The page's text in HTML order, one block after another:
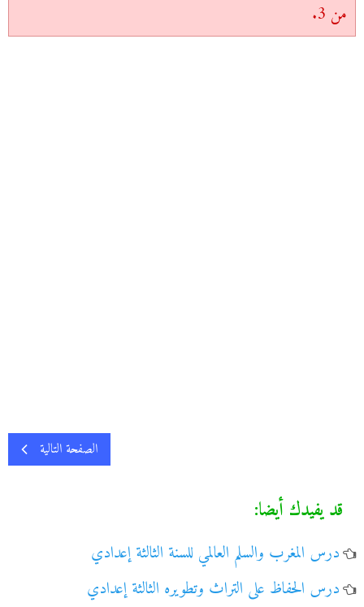
من 3.
الصفحة التالية
قد يفيدك أيضا:
درس المغرب والسلم العالمي للسنة الثالثة إعدادي
درس الحفاظ على التراث وتطويره الثالثة إعدادي